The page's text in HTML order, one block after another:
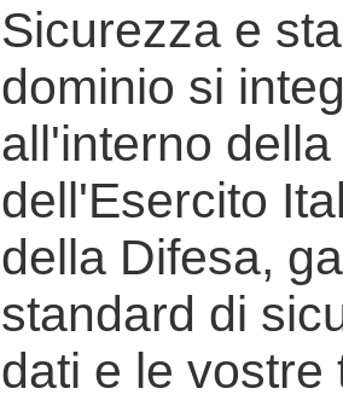
Sicurezza e
dominio si
all'interno
dell'Esercito
della Difesa,
standard di
dati e le vostre